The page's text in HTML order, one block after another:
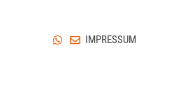
IMPRESSUM